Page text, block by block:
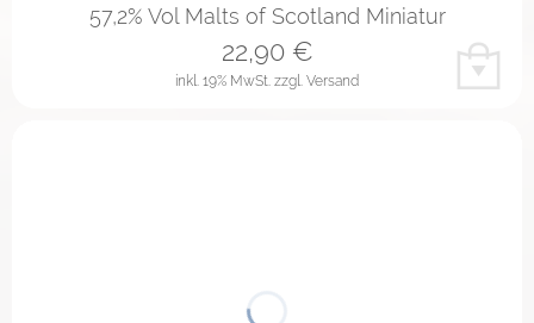
57,2% Vol Malts of Scotland Miniatur
inkl. 19% MwSt. zzgl. Versand
22,90€